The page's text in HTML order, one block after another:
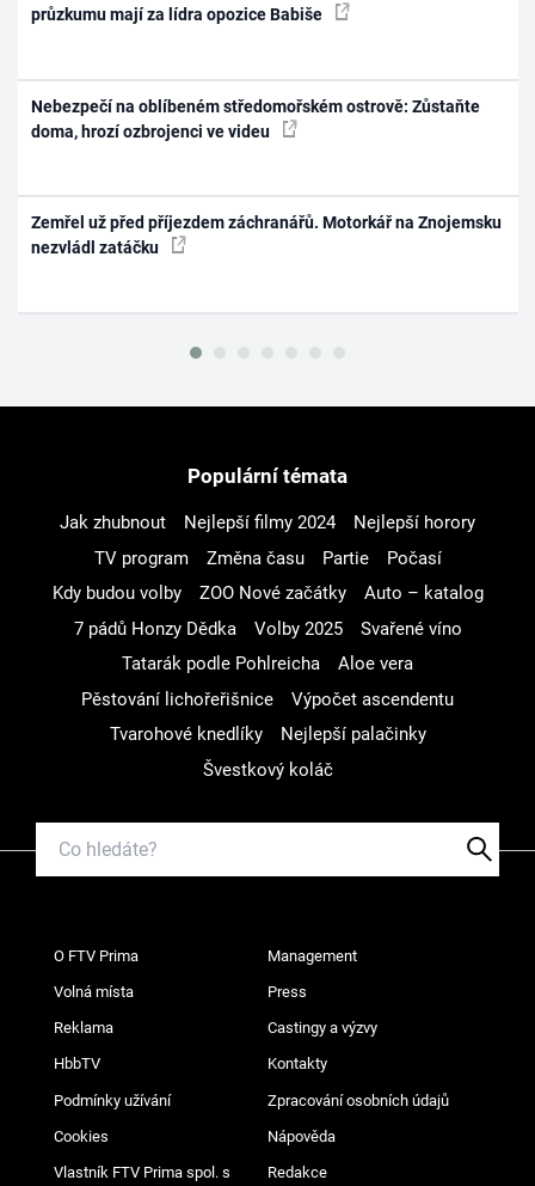
průzkumu mají za lídra opozice Babiše
Nebezpečí na oblíbeném středomořském ostrově: Zůstaňte
doma, hrozí ozbrojenci ve videu
Zemřel už před příjezdem záchranářů. Motorkář na Znojemsku
nezvládl zatáčku
Populární témata
Jak zhubnout Nejlepší filmy 2024
Nejlepší horory
TV program
Změna času Partie
Počasí
Kdy budou volby
ZOO Nové začátky
Auto – katalog
7 pádů Honzy Dědka
Volby 2025
Svařené víno
Tatarák podle Pohlreicha
Aloe vera
Pěstování lichořeřišnice
Výpočet ascendentu
Tvarohové knedlíky
Nejlepší palačinky
Švestkový koláč
O FTV Prima Management
Volná místa Press
Reklama Castingy a výzvy
HbbTV Kontakty
Podmínky užívání Zpracování osobních údajů
Cookies Nápověda
Vlastník FTV Prima spol. s Redakce